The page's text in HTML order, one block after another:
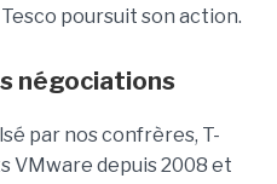
poursuit son action.
négociations
par nos confrères, T-
VMware depuis 2008 et